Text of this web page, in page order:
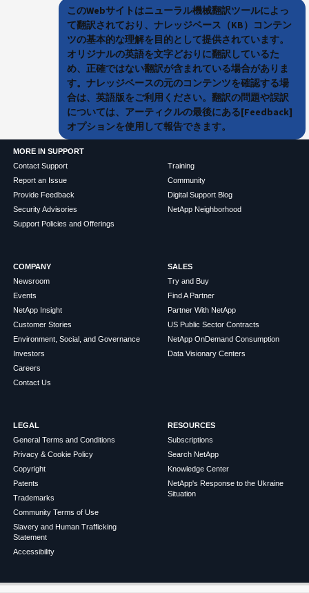
このWebサイトはニューラル機械翻訳ツールによっ
て翻訳されており、ナレッジベース（KB）コンテン
ツの基本的な理解を目的として提供されています。
オリジナルの英語を文字どおりに翻訳しているた
め、正確ではない翻訳が含まれている場合がありま
す。ナレッジベースの元のコンテンツを確認する場
合は、英語版をご利用ください。翻訳の問題や誤訳
については、アーティクルの最後にある[Feedback]
オプションを使用して報告できます。
MORE IN SUPPORT
Contact Support
Report an Issue
Provide Feedback
Security Advisories
Support Policies and Offerings
Training
Community
Digital Support Blog
NetApp Neighborhood
COMPANY
Newsroom
Events
NetApp Insight
Customer Stories
Environment, Social, and Governance
Investors
Careers
Contact Us
SALES
Try and Buy
Find A Partner
Partner With NetApp
US Public Sector Contracts
NetApp OnDemand Consumption
Data Visionary Centers
LEGAL
General Terms and Conditions
Privacy & Cookie Policy
Copyright
Patents
Trademarks
Community Terms of Use
Slavery and Human Trafficking
Statement
Accessibility
RESOURCES
Subscriptions
Search NetApp
Knowledge Center
NetApp's Response to the Ukraine
Situation